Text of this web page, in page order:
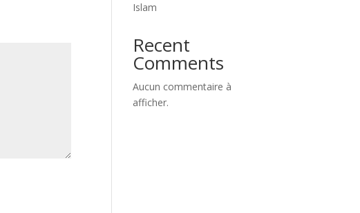
Islam
Recent
Comments
Aucun commentaire à
afficher.